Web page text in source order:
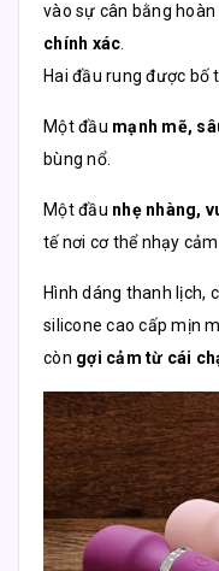
vào sự cân bằng
chính xác.
Hai đầu rung được bố
Một đầu mạnh mẽ,
bùng nổ.
Một đầu nhẹ nhàng,
tế nơi cơ thể nhạy
Hình dáng thanh lịch,
silicone cao cấp mịn
còn gợi cảm từ cái